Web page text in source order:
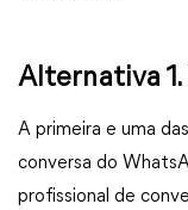
Alternativa 1.
A primeira e uma
conversa do
profissional de